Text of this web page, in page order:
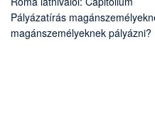
Pályázatírás
magánszemélyeknek pályázni?